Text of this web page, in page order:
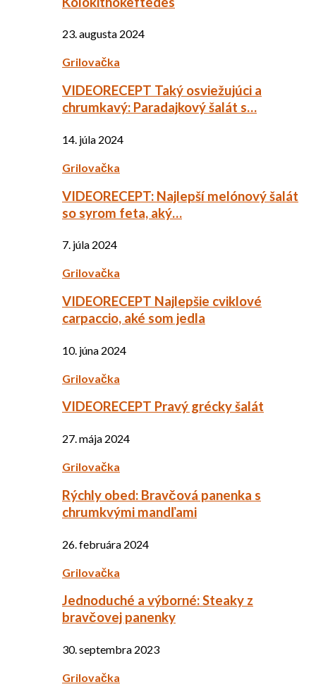
23. augusta 2024
Grilovačka
VIDEORECEPT Taký osviežujúci a
chrumkavý: Paradajkový šalát s…
14. júla 2024
Grilovačka
VIDEORECEPT: Najlepší melónový šalát
so syrom feta, aký…
7. júla 2024
Grilovačka
VIDEORECEPT Najlepšie cviklové
carpaccio, aké som jedla
10. júna 2024
Grilovačka
VIDEORECEPT Pravý grécky šalát
27. mája 2024
Grilovačka
Rýchly obed: Bravčová panenka s
chrumkvými mandľami
26. februára 2024
Grilovačka
Jednoduché a výborné: Steaky z
bravčovej panenky
30. septembra 2023
Grilovačka